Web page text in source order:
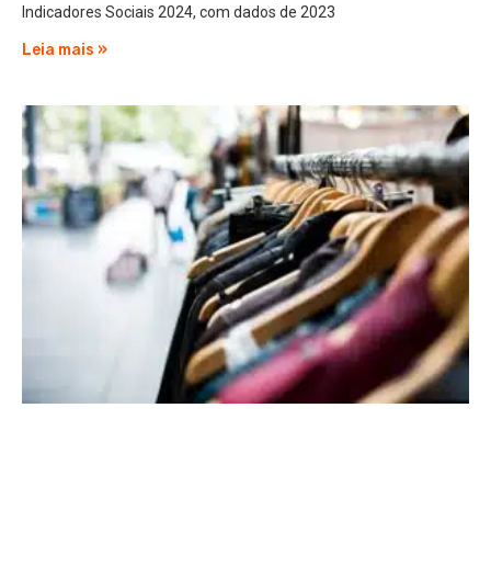
Indicadores Sociais 2024, com dados de 2023
Leia mais »